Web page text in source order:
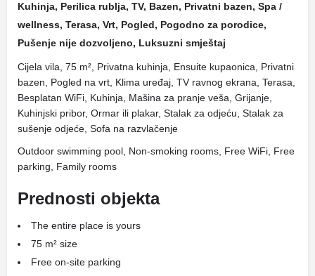
Kuhinja, Perilica rublja, TV, Bazen, Privatni bazen, Spa /
wellness, Terasa, Vrt, Pogled, Pogodno za porodice,
Pušenje nije dozvoljeno, Luksuzni smještaj
Cijela vila, 75 m², Privatna kuhinja, Ensuite kupaonica, Privatni
bazen, Pogled na vrt, Klima uređaj, TV ravnog ekrana, Terasa,
Besplatan WiFi, Kuhinja, Mašina za pranje veša, Grijanje,
Kuhinjski pribor, Ormar ili plakar, Stalak za odjeću, Stalak za
sušenje odjeće, Sofa na razvlačenje
Outdoor swimming pool, Non-smoking rooms, Free WiFi, Free
parking, Family rooms
Prednosti objekta
The entire place is yours
75 m² size
Free on-site parking